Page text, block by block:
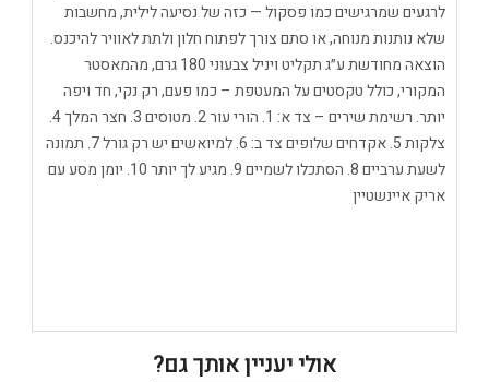
לרגעים שמרגישים כמו פסקול — כזה של נסיעה לילית, מחשבות
שלא נותנות מנוחה, או סתם צורך לפתוח חלון ולתת לאוויר להיכנס.
הוצאה מחודשת ע״ג תקליט ויניל צבעוני 180 גרם, מהמאסטר
המקורי, כולל טקסטים על המעטפת – כמו פעם, רק נקי, חד ויפה
יותר. רשימת שירים – צד א: 1. הורי עור 2. מטוסים 3. חצר המלך 4.
צלקות 5. אקדחים שלופים צד ב: 6. למיואשים יש רק גורל 7. תמונה
לשעת ערביים 8. הסתכלו לשמיים 9. מגיע לך יותר 10. יומן מסע עם
אריק איינשטיין
אולי יעניין אותך גם?